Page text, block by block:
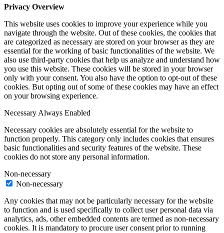
Privacy Overview
This website uses cookies to improve your experience while you
navigate through the website. Out of these cookies, the cookies that
are categorized as necessary are stored on your browser as they are
essential for the working of basic functionalities of the website. We
also use third-party cookies that help us analyze and understand how
you use this website. These cookies will be stored in your browser
only with your consent. You also have the option to opt-out of these
cookies. But opting out of some of these cookies may have an effect
on your browsing experience.
Necessary Always Enabled
Necessary cookies are absolutely essential for the website to
function properly. This category only includes cookies that ensures
basic functionalities and security features of the website. These
cookies do not store any personal information.
Non-necessary
Non-necessary
Any cookies that may not be particularly necessary for the website
to function and is used specifically to collect user personal data via
analytics, ads, other embedded contents are termed as non-necessary
cookies. It is mandatory to procure user consent prior to running